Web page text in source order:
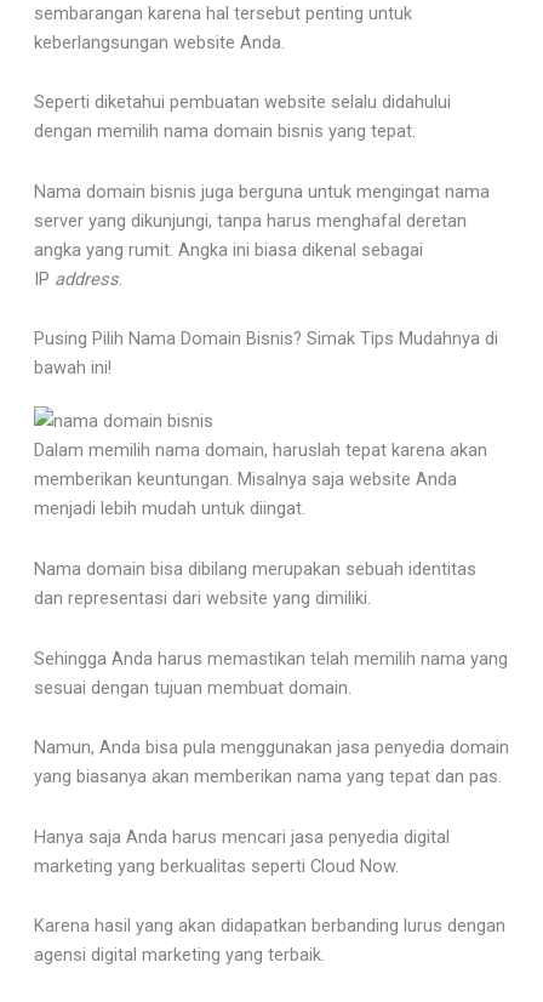
sembarangan karena hal tersebut penting untuk
keberlangsungan website Anda.
Seperti diketahui pembuatan website selalu didahului
dengan memilih nama domain bisnis yang tepat.
Nama domain bisnis juga berguna untuk mengingat nama
server yang dikunjungi, tanpa harus menghafal deretan
angka yang rumit. Angka ini biasa dikenal sebagai
IP address.
Pusing Pilih Nama Domain Bisnis? Simak Tips Mudahnya di
bawah ini!
Dalam memilih nama domain, haruslah tepat karena akan
memberikan keuntungan. Misalnya saja website Anda
menjadi lebih mudah untuk diingat.
Nama domain bisa dibilang merupakan sebuah identitas
dan representasi dari website yang dimiliki.
Sehingga Anda harus memastikan telah memilih nama yang
sesuai dengan tujuan membuat domain.
Namun, Anda bisa pula menggunakan jasa penyedia domain
yang biasanya akan memberikan nama yang tepat dan pas.
Hanya saja Anda harus mencari jasa penyedia digital
marketing yang berkualitas seperti Cloud Now.
Karena hasil yang akan didapatkan berbanding lurus dengan
agensi digital marketing yang terbaik.